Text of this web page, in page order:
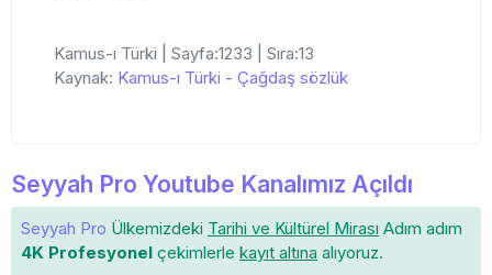
Kamus-ı Türki | Sayfa:1233 | Sıra:13
Kaynak: Kamus-ı Türki - Çağdaş sözlük
Seyyah Pro Youtube Kanalımız Açıldı
Seyyah Pro Ülkemizdeki Tarihi ve Kültürel Mirası Adım adım
4K Profesyonel çekimlerle kayıt altına alıyoruz.